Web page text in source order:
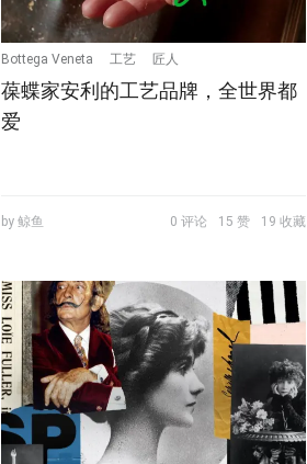
Bottega Veneta 工艺 匠人
葆蝶家安利的工艺品牌，全世界都
爱
by 鲸鱼 0 评论 15 赞 19 收藏